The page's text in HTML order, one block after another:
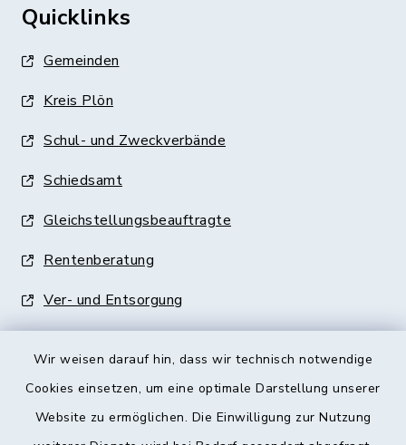
Wir weisen darauf hin, dass wir technisch notwendige
Cookies einsetzen, um eine optimale Darstellung unserer
Website zu ermöglichen. Die Einwilligung zur Nutzung
Quicklinks
Gemeinden
Kreis Plön
Schul- und Zweckverbände
Schiedsamt
Gleichstellungsbeauftragte
Rentenberatung
Ver- und Entsorgung